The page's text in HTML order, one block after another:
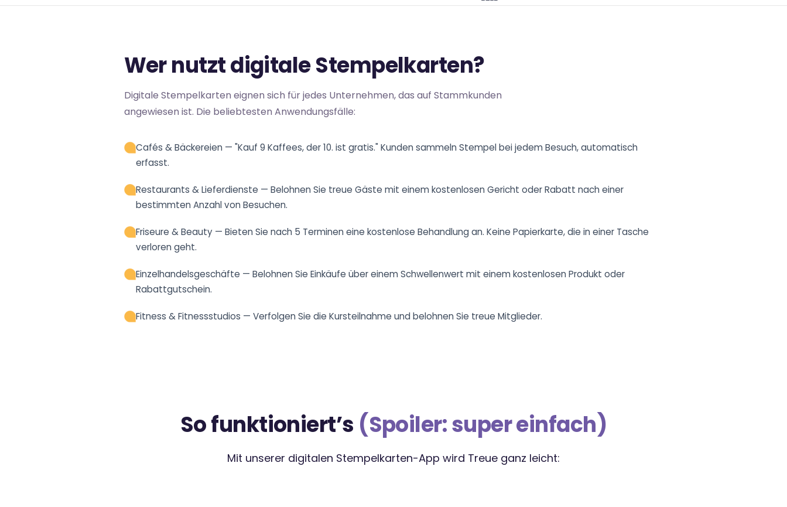
Wer nutzt digitale Stempelkarten?
Digitale Stempelkarten eignen sich für jedes Unternehmen, das auf Stammkunden
angewiesen ist. Die beliebtesten Anwendungsfälle:
Cafés & Bäckereien — "Kauf 9 Kaffees, der 10. ist gratis." Kunden sammeln Stempel bei jedem Besuch, automatisch
erfasst.
Restaurants & Lieferdienste — Belohnen Sie treue Gäste mit einem kostenlosen Gericht oder Rabatt nach einer
bestimmten Anzahl von Besuchen.
Friseure & Beauty — Bieten Sie nach 5 Terminen eine kostenlose Behandlung an. Keine Papierkarte, die in einer Tasche
verloren geht.
Einzelhandelsgeschäfte — Belohnen Sie Einkäufe über einem Schwellenwert mit einem kostenlosen Produkt oder
Rabattgutschein.
Fitness & Fitnessstudios — Verfolgen Sie die Kursteilnahme und belohnen Sie treue Mitglieder.
So funktioniert’s (Spoiler: super einfach)
Mit unserer digitalen Stempelkarten-App wird Treue ganz leicht: